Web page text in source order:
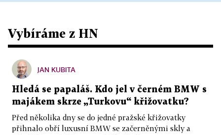
Vybíráme z HN
JAN KUBITA
Hledá se papaláš. Kdo jel v černém BMW s
majákem skrze „Turkovu“ křižovatku?
Před několika dny se do jedné pražské křižovatky
přihnalo obří luxusní BMW se začerněnými skly a